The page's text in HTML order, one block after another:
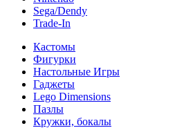
Sega/Dendy
Trade-In
Кастомы
Фигурки
Настольные Игры
Гаджеты
Lego Dimensions
Пазлы
Кружки, бокалы